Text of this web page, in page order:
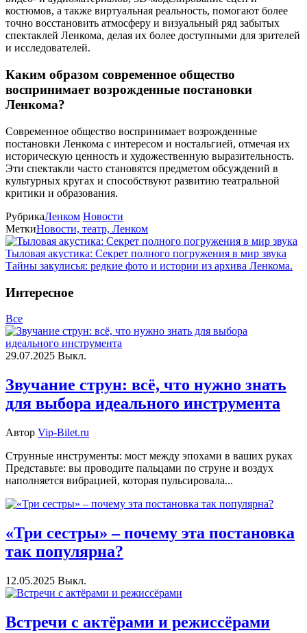
костюмов, а также виртуальная реальность, помогают более
точно восстановить атмосферу и визуальный ряд забытых
спектаклей Ленкома, делая их более доступными для зрителей
и исследователей.
Каким образом современное общество
воспринимает возрожденные постановки
Ленкома?
Современное общество воспринимает возрожденные
постановки Ленкома с интересом и ностальгией, отмечая их
историческую ценность и художественную выразительность.
Эти спектакли часто становятся предметом обсуждений в
культурных кругах и способствуют развитию театральной
критики и образования.
РубрикаЛенком Новости
МеткиНовости, театр, Ленком
Тыловая акустика: Секрет полного погружения в мир звука
Тайны закулисья: редкие фото и истории из архива Ленкома.
Интересное
Все
29.07.2025 Выкл.
Звучание струн: всё, что нужно знать
для выбора идеального инструмента
Автор Vip-Bilet.ru
Струнные инструменты: мост между эпохами в ваших руках
Представьте: вы проводите пальцами по струне и воздух
наполняется вибрацией, которая пульсировала...
«Три сестры» – почему эта постановка
так популярна?
12.05.2025 Выкл.
Встречи с актёрами и режиссёрами